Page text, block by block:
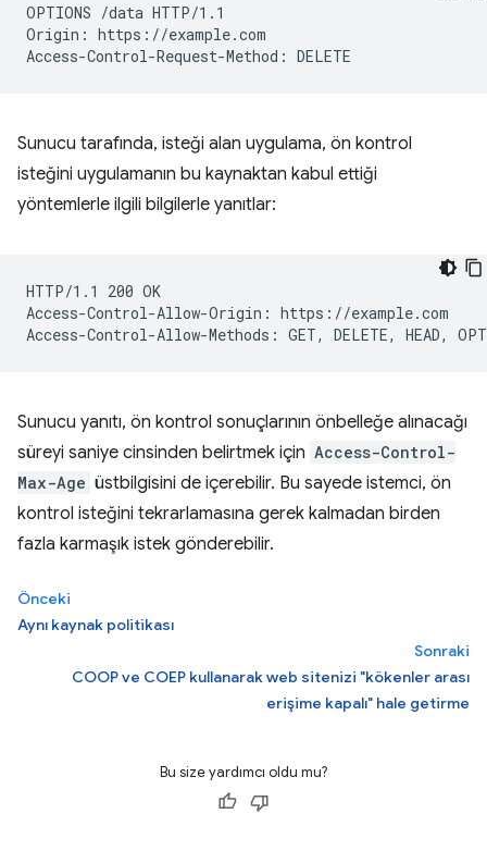
OPTIONS /data HTTP/1.1
Origin: https://example.com
Sunucu tarafında, isteği alan uygulama, ön kontrol
isteğini uygulamanın bu kaynaktan kabul ettiği
yöntemlerle ilgili bilgilerle yanıtlar:
HTTP/1.1 200 OK
Access-Control-Allow-Origin: https://example.com
Sunucu yanıtı, ön kontrol sonuçlarının önbelleğe alınacağı
süreyi saniye cinsinden belirtmek için Access-Control-
Max-Age üstbilgisini de içerebilir. Bu sayede istemci, ön
kontrol isteğini tekrarlamasına gerek kalmadan birden
fazla karmaşık istek gönderebilir.
Önceki
Aynı kaynak politikası
Sonraki
COOP ve COEP kullanarak web sitenizi "kökenler arası
erişime kapalı" hale getirme
Bu size yardımcı oldu mu?